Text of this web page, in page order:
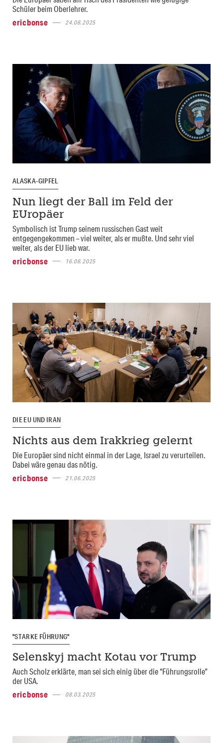
Schüler beim Oberlehrer.
ericbonse
24.08.2025
ALASKA-GIPFEL
Nun liegt der Ball im Feld der
EUropäer
Symbolisch ist Trump seinem russischen Gast weit
entgegengekommen – viel weiter, als er mußte. Und sehr viel
weiter, als der EU lieb war.
ericbonse
16.08.2025
DIE EU UND IRAN
Nichts aus dem Irakkrieg gelernt
Die Europäer sind nicht einmal in der Lage, Israel zu verurteilen.
Dabei wäre genau das nötig.
ericbonse
21.06.2025
"STARKE FÜHRUNG"
Selenskyj macht Kotau vor Trump
Auch Scholz erklärte, man sei sich einig über die “Führungsrolle”
der USA.
ericbonse
08.03.2025